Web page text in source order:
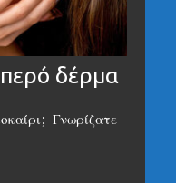
δέρμα
Γνωρίζατε